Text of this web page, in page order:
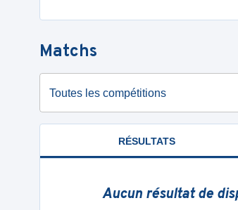
Matchs
Toutes les compétitions
RÉSULTATS
Aucun résultat de